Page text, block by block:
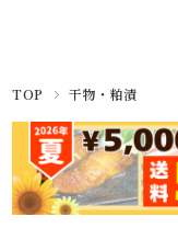
TOP 干物・粕漬